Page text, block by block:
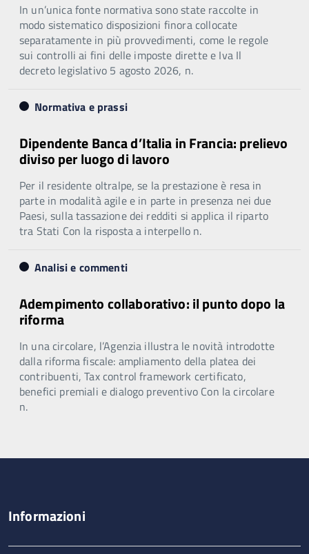
In un’unica fonte normativa sono state raccolte in
modo sistematico disposizioni finora collocate
separatamente in più provvedimenti, come le regole
sui controlli ai fini delle imposte dirette e Iva Il
decreto legislativo 5 agosto 2026, n.
Normativa e prassi
Dipendente Banca d’Italia in Francia: prelievo
diviso per luogo di lavoro
Per il residente oltralpe, se la prestazione è resa in
parte in modalità agile e in parte in presenza nei due
Paesi, sulla tassazione dei redditi si applica il riparto
tra Stati Con la risposta a interpello n.
Analisi e commenti
Adempimento collaborativo: il punto dopo la
riforma
In una circolare, l’Agenzia illustra le novità introdotte
dalla riforma fiscale: ampliamento della platea dei
contribuenti, Tax control framework certificato,
benefici premiali e dialogo preventivo Con la circolare
n.
Informazioni